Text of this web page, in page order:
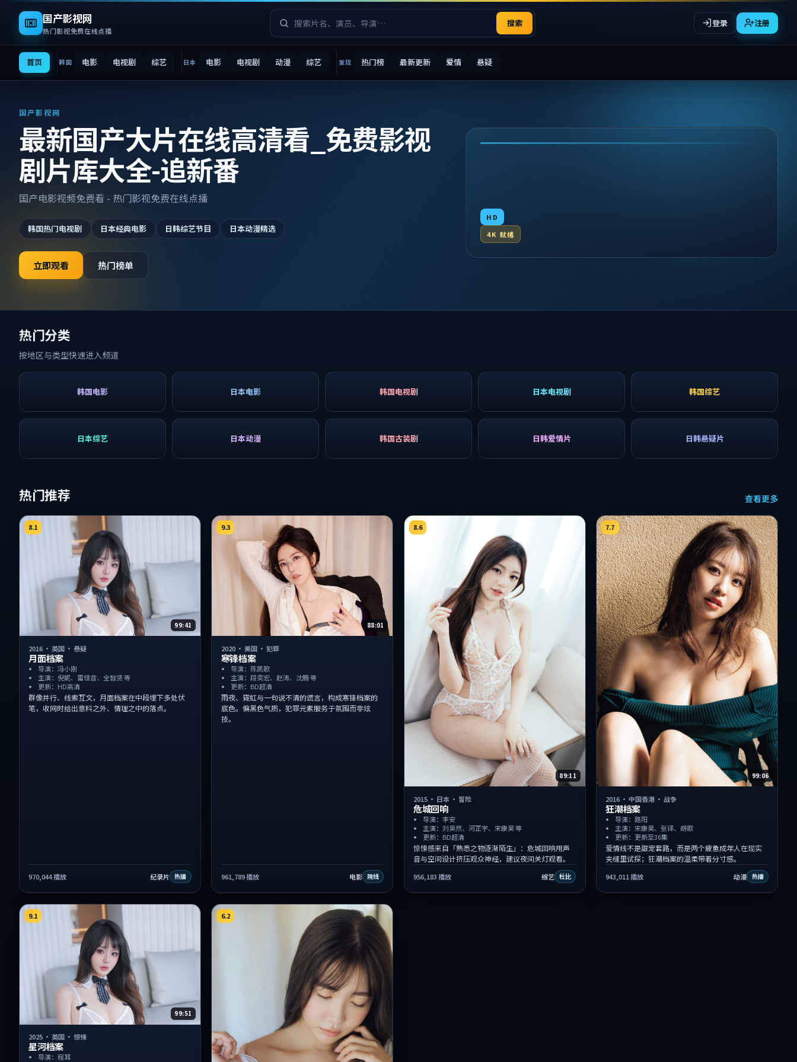
国产影视网
热门影视免费在线点播
搜索 登录 注册
首页 韩国 电影 电视剧 综艺 日本 电影 电视剧 动漫 综艺 发现 热门榜 最新更新 爱情 悬疑
国产影视网
最新国产大片在线高清看_免费影视
剧片库大全-追新番
国产电影视频免费看 - 热门影视免费在线点播
韩国热门电视剧 日本经典电影 日韩综艺节目 日本动漫精选
立即观看 热门榜单
HD
4K 就绪
热门分类
按地区与类型快速进入频道
韩国电影 日本电影 韩国电视剧 日本电视剧 韩国综艺
日本综艺 日本动漫 韩国古装剧 日韩爱情片 日韩悬疑片
热门推荐 查看更多
99:41
8.1
2016 ·英国 · 悬疑
月面档案
导演：冯小刚
主演：倪妮、雷佳音、全智贤 等
更新：HD高清
群像并行、线索互文，月面档案在中段埋下多处伏
笔，收网时给出意料之外、情理之中的落点。
970,044播放 纪录片 热播
88:01
9.3
2020· 美国· 犯罪
寒锋档案
导演：陈凯歌
主演：段奕宏、赵涛、沈腾 等
更新：BD超清
雨夜、霓虹与一句说不清的谎言，构成寒锋档案的
底色。偏黑色气质，犯罪元素服务于氛围而非炫
技。
961,789播放 电影 院线
89:11
8.6
2015· 日本· 冒险
危城回响
导演：李安
主演：刘昊然、河正宇、宋康昊 等
更新：BD超清
惊悚感来自「熟悉之物逐渐陌生」：危城回响用声
音与空间设计挤压观众神经，建议夜间关灯观看。
956,183播放 综艺 杜比
99:06
7.7
2016 ·中国香港 ·战争
狂潮档案
导演：路阳
主演：宋康昊、张译、胡歌
更新：更新至36集
爱情线不是甜宠套路，而是两个疲惫成年人在现实
夹缝里试探；狂潮档案的温柔带着分寸感。
943,011播放 动漫 热播
99:51
9.1
2025 ·英国 ·惊悚
星河档案
导演：程耳
6.2